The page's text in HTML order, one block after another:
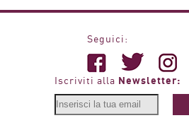
Seguici:
Iscriviti alla Newsletter: